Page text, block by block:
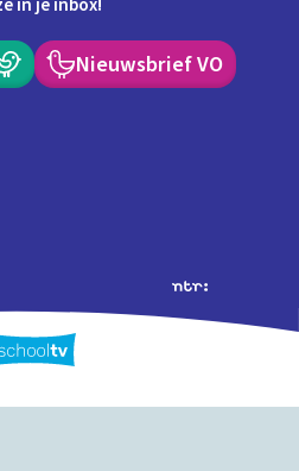
Nieuwsbrief VO